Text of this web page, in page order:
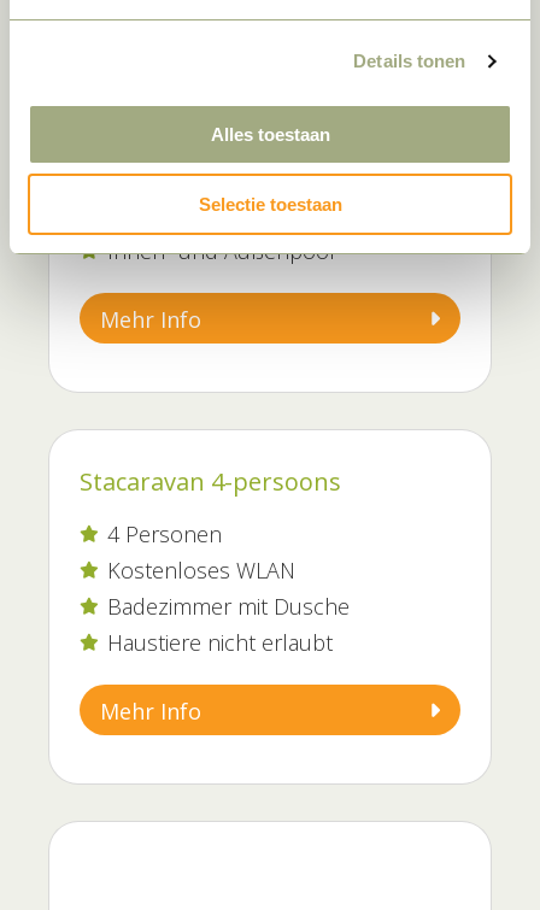
Details tonen
Alles toestaan
Selectie toestaan
2 Personen
Außenküche, Hängematte, Sitzplatz
 WLAN
 Innen- und Außenpool
Mehr Info
Stacaravan 4-persoons
 4 Personen
 Badezimmer mit Dusche
 Kostenloses WLAN
 Haustiere nicht erlaubt
Mehr Info